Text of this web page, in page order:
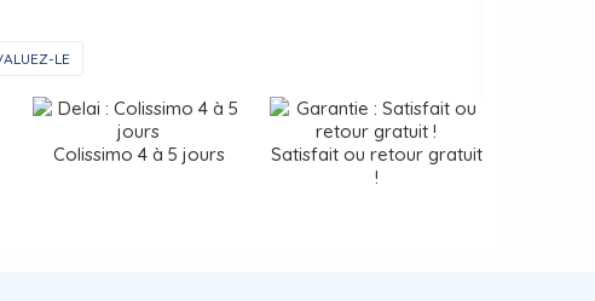
LE
Colissimo 4 à 5 jours
Satisfait ou retour gratuit
!